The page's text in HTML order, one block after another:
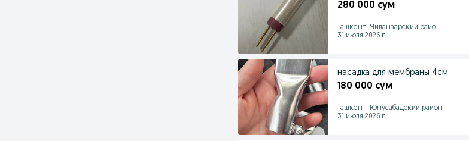
280 000 сум
Ташкент, Чиланзарский район
31 июля 2026 г.
насадка для мембраны 4см
180 000 сум
Ташкент, Юнусабадский район
31 июля 2026 г.